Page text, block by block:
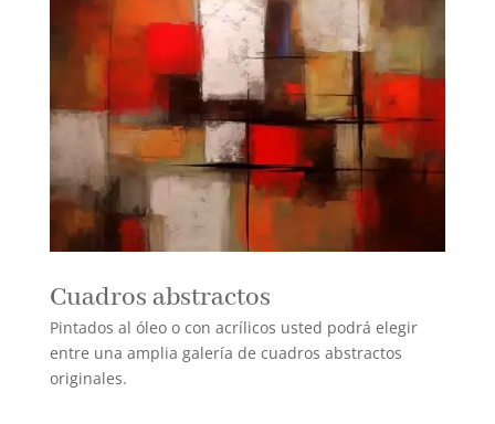
Cuadros abstractos
Pintados al óleo o con acrílicos usted podrá elegir
entre una amplia galería de cuadros abstractos
originales.